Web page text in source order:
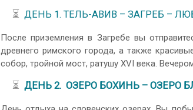
⏳ДЕНЬ 1. ТЕЛЬ-АВИВ – ЗАГРЕБ –
После приземления в Загребе вы
древнего римского города, а также
собор, тройной мост, ратушу XVI века.
⏳ДЕНЬ 2. ОЗЕРО БОХИНЬ – ОЗЕРО